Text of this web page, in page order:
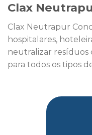
Clax
Clax Neutrapur
hospitalares,
neutralizar resíduos
para todos os tipos